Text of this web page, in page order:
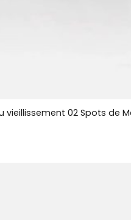
vieillissement 02 Spots de